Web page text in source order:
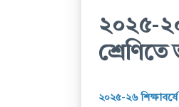
২০২৫-
শ্রেণিতে
২০২৫-২৬ শিক্ষাবর্ষে